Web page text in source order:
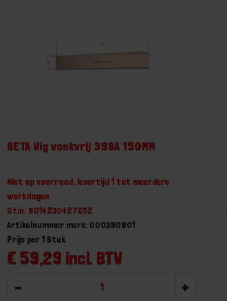
BETA Wig vonkvrij 39BA 150MM
Niet op voorraad, levertijd 1 tot meerdere
werkdagen
Gtin: 8014230427652
Artikelnummer merk: 000390801
€ 59,29 incl. BTW
Prijs per 1 Stuk
- +